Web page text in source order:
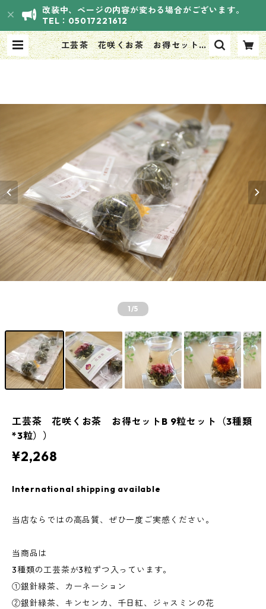
改装中、ページの内容が変わる場合がございます。
TEL：05017221612
工芸茶 花咲くお茶 お得セットB
9粒セット（3種類*3粒）） | HANA
1/5
工芸茶 花咲くお茶 お得セットB 9粒セット（3種類
*3粒））
¥2,268
International shipping available
当店ならではの高品質、ぜひ一度ご実感ください。
当商品は
3種類の工芸茶が3粒ずつ入っています。
①銀針緑茶、カーネーション
②銀針緑茶、キンセンカ、千日紅、ジャスミンの花